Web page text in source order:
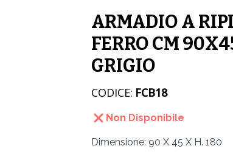
ARMADIO A
FERRO CM
GRIGIO
CODICE: FCB18
Non Disponibile
Dimensione: 90 X 45 X H. 180